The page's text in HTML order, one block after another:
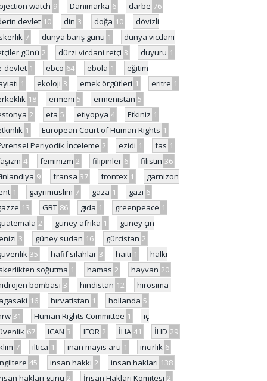
watch 9 Danimarka 6 darbe 76
devlet 10 din 3 doğa 10
dövizli
7 dünya barış günü 1
dünya vicdani
günü 2 dürzi vicdani retçi 3 duyuru 1
devlet 1 ebco 64 ebola 1
eğitim
1 ekoloji 3 emek örgütleri 1 eritre 1
18 ermeni 5 ermenistan 5
2 eta 5 etiyopya 4 Etkiniz 1
1 European Court of Human Rights 1
Periyodik İnceleme 2 ezidi 1 fas 1
4 feminizm 2 filipinler 6 filistin 36
9 fransa 37 frontex 1
garnizon
1 gayrimüslim 7 gaza 1 gazi 6
13 GBT 86 gıda 1 greenpeace 1
2 güney afrika 1
güney çin
3 güney sudan 16 gürcistan 2
35 hafif silahlar 3 haiti 1
halkı
soğutma 1 hamas 2 hayvan 20
bombası 3 hindistan 12
hirosima-
16 hırvatistan 1 hollanda 5
31 Human Rights Committee 1
iç
67 ICAN 3 IFOR 2 İHA 41 İHD 29
7 iltica 1 inan mayıs aru 1 incirlik 6
45 insan hakkı 2 insan hakları 138
hakları günü 2 İnsan Hakları Komitesi 2